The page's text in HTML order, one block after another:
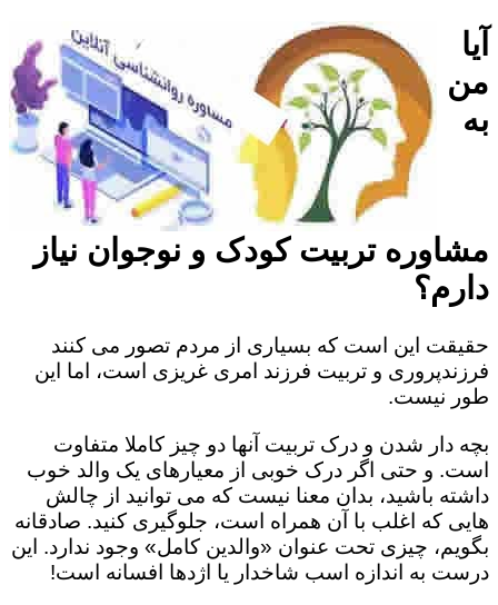
آیا
من
به
مشاوره تربیت کودک و نوجوان نیاز
دارم؟
حقیقت این است که بسیاری از مردم تصور می کنند
فرزندپروری و تربیت فرزند امری غریزی است، اما این
طور نیست.
بچه دار شدن و درک تربیت آنها دو چیز کاملا متفاوت
است. و حتی اگر درک خوبی از معیارهای یک والد خوب
داشته باشید، بدان معنا نیست که می توانید از چالش
هایی که اغلب با آن همراه است، جلوگیری کنید. صادقانه
بگویم، چیزی تحت عنوان «والدین کامل» وجود ندارد. این
درست به اندازه اسب شاخدار یا اژدها افسانه است!